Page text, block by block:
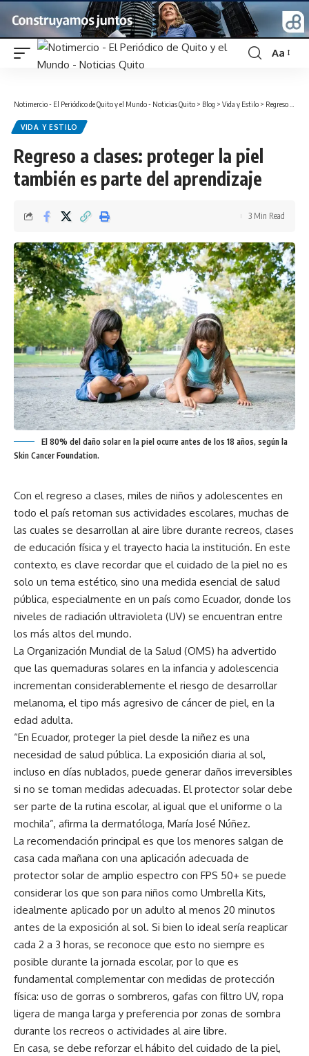
Font
Aa
Notimercio - El Periódico de Quito y el Mundo - Noticias Quito > Blog > Vida y Estilo > Regreso a clases: proteger la piel también es parte del aprendizaje
VIDA Y ESTILO
Regreso a clases: proteger la piel
también es parte del aprendizaje
3 Min Read
El 80% del daño solar en la piel ocurre antes de los 18 años, según la
Skin Cancer Foundation.
Con el regreso a clases, miles de niños y adolescentes en
todo el país retoman sus actividades escolares, muchas de
las cuales se desarrollan al aire libre durante recreos, clases
de educación física y el trayecto hacia la institución. En este
contexto, es clave recordar que el cuidado de la piel no es
solo un tema estético, sino una medida esencial de salud
pública, especialmente en un país como Ecuador, donde los
niveles de radiación ultravioleta (UV) se encuentran entre
los más altos del mundo.
La Organización Mundial de la Salud (OMS) ha advertido
que las quemaduras solares en la infancia y adolescencia
incrementan considerablemente el riesgo de desarrollar
melanoma, el tipo más agresivo de cáncer de piel, en la
edad adulta.
“En Ecuador, proteger la piel desde la niñez es una
necesidad de salud pública. La exposición diaria al sol,
incluso en días nublados, puede generar daños irreversibles
si no se toman medidas adecuadas. El protector solar debe
ser parte de la rutina escolar, al igual que el uniforme o la
mochila”, afirma la dermatóloga, María José Núñez.
La recomendación principal es que los menores salgan de
casa cada mañana con una aplicación adecuada de
protector solar de amplio espectro con FPS 50+ se puede
considerar los que son para niños como Umbrella Kits,
idealmente aplicado por un adulto al menos 20 minutos
antes de la exposición al sol. Si bien lo ideal sería reaplicar
cada 2 a 3 horas, se reconoce que esto no siempre es
posible durante la jornada escolar, por lo que es
fundamental complementar con medidas de protección
física: uso de gorras o sombreros, gafas con filtro UV, ropa
ligera de manga larga y preferencia por zonas de sombra
durante los recreos o actividades al aire libre.
En casa, se debe reforzar el hábito del cuidado de la piel,